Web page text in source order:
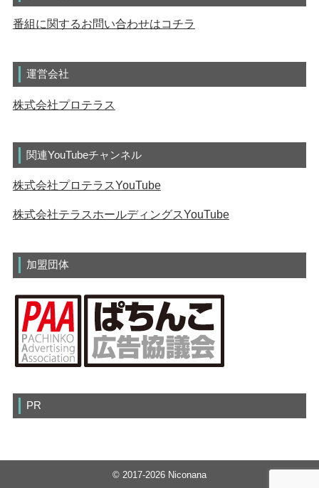
番組に関するお問い合わせはコチラ
運営会社
株式会社プロテラス
関連YouTubeチャンネル
株式会社プロテラスYouTube
株式会社テラスホールディングスYouTube
加盟団体
PR
© 2017-2026 Niconana